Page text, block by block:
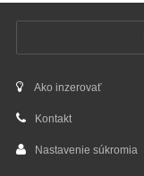
Ako inzerovať
Kontakt
Nastavenie súkromia